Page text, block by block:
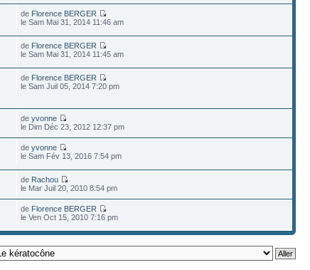
de Florence BERGER
le Sam Mai 31, 2014 11:46 am
de Florence BERGER
le Sam Mai 31, 2014 11:45 am
de Florence BERGER
le Sam Juil 05, 2014 7:20 pm
deyvonne
le Dim Déc 23, 2012 12:37 pm
deyvonne
le Sam Fév 13, 2016 7:54 pm
de Rachou
le Mar Juil 20, 2010 8:54 pm
de Florence BERGER
le Ven Oct 15, 2010 7:16 pm